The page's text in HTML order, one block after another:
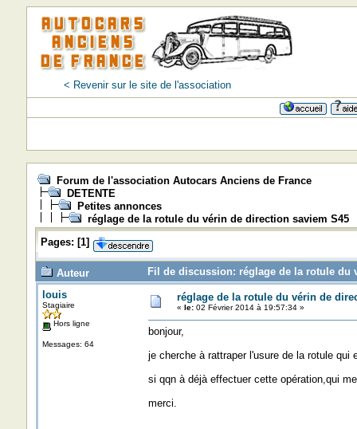
< Revenir sur le site de l'association
Forum de l'association Autocars Anciens de France
DETENTE
Petites annonces
réglage de la rotule du vérin de direction saviem S45
Pages: [1]
Auteur
Fil de discussion: réglage de la rotule du
louis
Stagiaire
Hors ligne
Messages: 64
réglage de la rotule du vérin de
« le:02 Février 2014 à 19:57:34 »
bonjour,
je cherche à rattraper l'usure de la rotule
si qqn à déjà effectuer cette opération,qui
merci.